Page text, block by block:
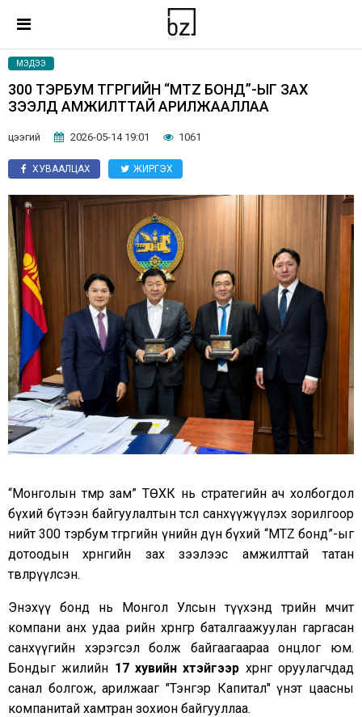
МЭДЭЭ
300 ТЭРБУМ ТӨГРӨГИЙН “MTZ БОНД”-ЫГ ЗАХ
ЗЭЭЛД АМЖИЛТТАЙ АРИЛЖААЛЛАА
цээгий 2026-05-14 19:01 1061
ХУВААЛЦАХ ЖИРГЭХ
“Монголын төмөр зам” ТӨХК нь стратегийн ач холбогдол
бүхий бүтээн байгуулалтын төслөө санхүүжүүлэх зорилгоор
нийт 300 тэрбум төгрөгийн үнийн дүн бүхий “MTZ бонд”-ыг
дотоодын хөрөнгийн зах зээлээс амжилттай татан
төвлөрүүлсэн.
Энэхүү бонд нь Монгол Улсын түүхэнд төрийн өмчит
компани анх удаа өөрийн хөрөнгөөр баталгаажуулан гаргасан
санхүүгийн хэрэгсэл болж байгаагаараа онцлог юм.
Бондыг жилийн 17 хувийн хүүтэйгээр хөрөнгө оруулагчдад
санал болгож, арилжааг "Тэнгэр Капитал" үнэт цаасны
компанитай хамтран зохион байгууллаа.